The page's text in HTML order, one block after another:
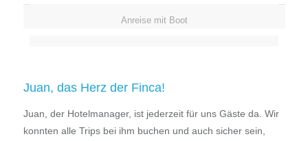
Anreise mit Boot
Juan, das Herz der Finca!
Juan, der Hotelmanager, ist jederzeit für uns Gäste da. Wir
konnten alle Trips bei ihm buchen und auch sicher sein,